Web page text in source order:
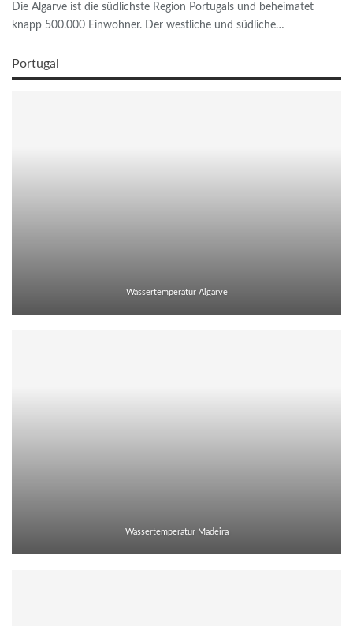
Die Algarve ist die südlichste Region Portugals und beheimatet
knapp 500.000 Einwohner. Der westliche und südliche…
Portugal
Wassertemperatur Algarve
Wassertemperatur Madeira